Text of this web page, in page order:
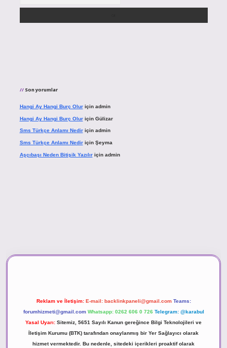
Son yorumlar
Hangi Ay Hangi Burç Oluriçin admin
Hangi Ay Hangi Burç Oluriçin Gülizar
Sms Türkçe Anlamı Nediriçin admin
Sms Türkçe Anlamı Nediriçin Şeyma
Aşçıbaşı Neden Bitişik Yazılıriçin admin
Reklam ve İletişim: E-mail: backlinkpaneli@gmail.com Teams:
forumhizmeti@gmail.com Whatsapp: 0262 606 0 726 Telegram: @karabul
Yasal Uyarı: Sitemiz, 5651 Sayılı Kanun gereğince Bilgi Teknolojileri ve
İletişim Kurumu (BTK) tarafından onaylanmış bir Yer Sağlayıcı olarak
hizmet vermektedir. Bu nedenle, sitedeki içerikleri proaktif olarak